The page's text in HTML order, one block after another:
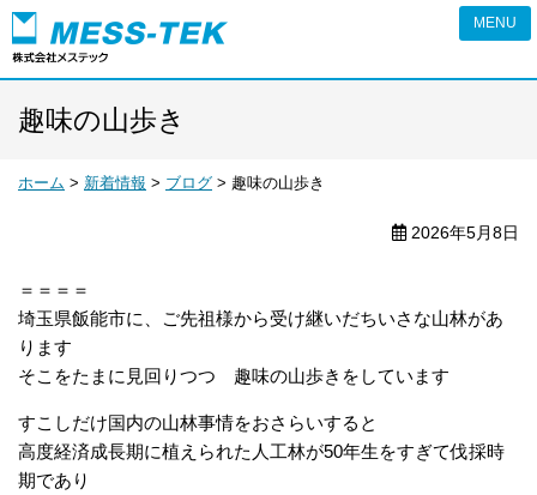
趣味の山歩き
ホーム > 新着情報 > ブログ > 趣味の山歩き
2026年5月8日
＝＝＝＝
埼玉県飯能市に、ご先祖様から受け継いだちいさな山林があ
ります
そこをたまに見回りつつ 趣味の山歩きをしています
すこしだけ国内の山林事情をおさらいすると
高度経済成長期に植えられた人工林が50年生をすぎて伐採時
期であり